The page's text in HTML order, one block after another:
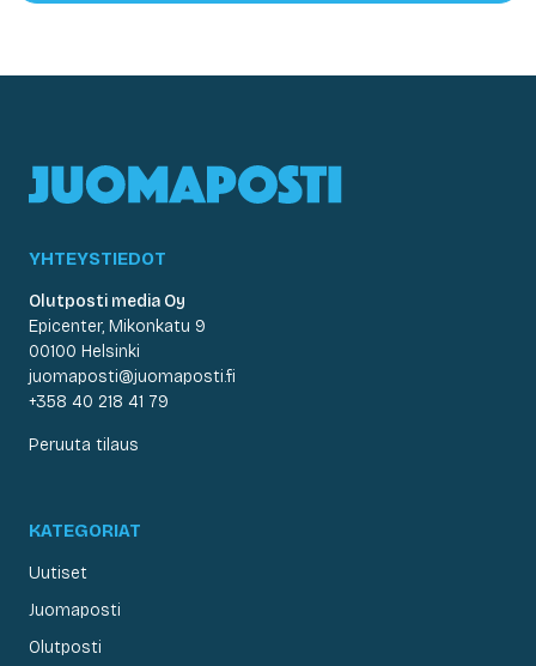
YHTEYSTIEDOT
Olutposti media Oy
Epicenter, Mikonkatu 9
00100 Helsinki
juomaposti@juomaposti.fi
+358 40 218 41 79
Peruuta tilaus
KATEGORIAT
Uutiset
Juomaposti
Olutposti